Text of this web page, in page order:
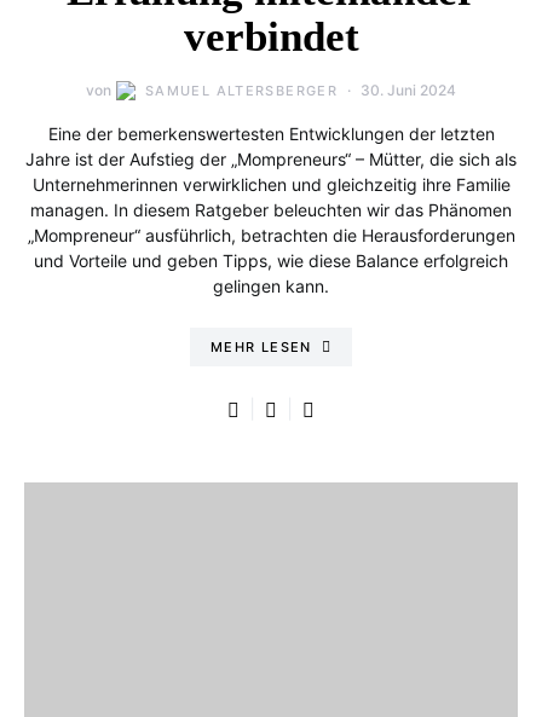
verbindet
von SAMUEL ALTERSBERGER 30. Juni 2024
Eine der bemerkenswertesten Entwicklungen der letzten
Jahre ist der Aufstieg der „Mompreneurs“ – Mütter, die sich als
Unternehmerinnen verwirklichen und gleichzeitig ihre Familie
managen. In diesem Ratgeber beleuchten wir das Phänomen
„Mompreneur“ ausführlich, betrachten die Herausforderungen
und Vorteile und geben Tipps, wie diese Balance erfolgreich
gelingen kann.
MEHR LESEN